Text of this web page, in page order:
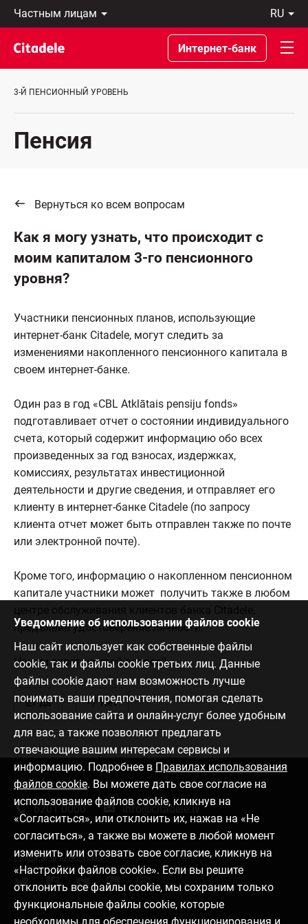
Частным
лицам
Предприятиям
Private
Banking
банке
ru
Latviski
По-
русски
In
Интернет-банк
3-Й ПЕНСИОННЫЙ УРОВЕНЬ
Пенсия
Вернуться ко всем вопросам
Как я могу узнать, что происходит с
моим капиталом 3-го пенсионного
уровня?
Участники пенсионных планов, использующие
интернет-банк Citadele, могут следить за
изменениями накопленного пенсионного капитала в
своем интернет-банке.
Один раз в год «CBL Atklātais pensiju fonds»
подготавливает отчет о состоянии индивидуального
счета, который содержит информацию обо всех
произведенных за год взносах, издержках,
комиссиях, результатах инвестиционной
деятельности и другие сведения, и отправляет его
клиенту в интернет-банке Citadele (по запросу
клиента отчет может быть отправлен также по почте
или электронной почте).
Кроме того, информацию о накопленном пенсионном
капитале участники может получить также в любом
предъявив удостоверение личности.
Нашли ответ на свой вопрос?
Да Нет
Уведомление об использовании файлов cookie
Наш сайт использует как собственные файлы
cookie, так и файлы cookie третьих лиц. Данные
файлы cookie дают нам возможность лучше
понимать ваши предпочтения, помогая сделать
использование сайта и онлайн-услуг более удобным
для вас, а также позволяют предлагать
отвечающие вашим интересам сервисы и
информацию. Подробнее в Правилах использования
файлов cookie. Вы можете дать свое согласие на
использование файлов cookie, кликнув на
«Согласиться», или отклонить их, нажав на «Не
согласиться», а также вы можете в любой момент
изменить или отозвать свое согласие, кликнув на
«Настройки файлов cookie». Если вы решите
отклонить все файлы cookie, мы сохраним только
функциональные файлы cookie, которые
Связаться с нами
6701 0000 info@citadele.lv
Следите за новостями